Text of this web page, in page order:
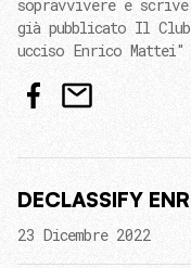
sopravvivere e
già pubblicato Il
ucciso Enrico
DECLASSIFY
23 Dicembre 2022